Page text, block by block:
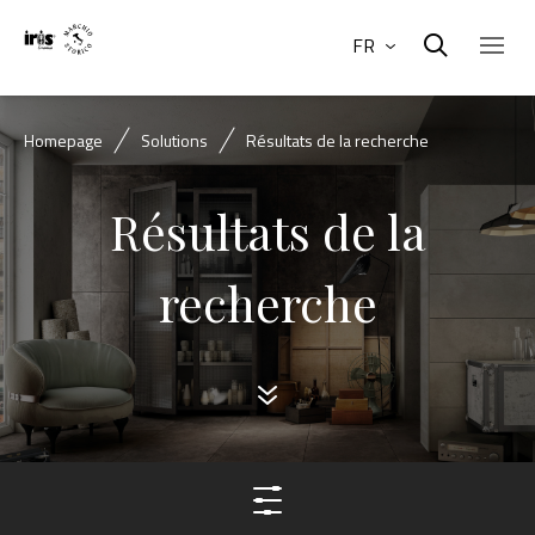
FR
Homepage Solutions Résultats de la recherche
Résultats de la
recherche